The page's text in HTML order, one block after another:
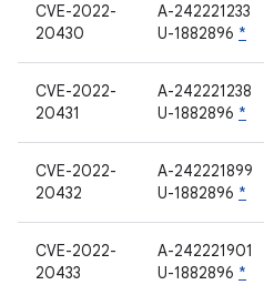
CVE-2022-
20430
A-242221233
U-1882896 *
CVE-2022-
20431
A-242221238
U-1882896 *
CVE-2022-
20432
A-242221899
U-1882896 *
CVE-2022-
20433
A-242221901
U-1882896 *